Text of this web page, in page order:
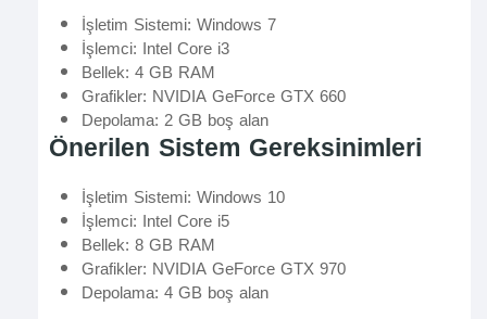
İşletim Sistemi: Windows 7
İşlemci: Intel Core i3
Bellek: 4 GB RAM
Grafikler: NVIDIA GeForce GTX 660
Depolama: 2 GB boş alan
Önerilen Sistem Gereksinimleri
İşletim Sistemi: Windows 10
İşlemci: Intel Core i5
Bellek: 8 GB RAM
Grafikler: NVIDIA GeForce GTX 970
Depolama: 4 GB boş alan